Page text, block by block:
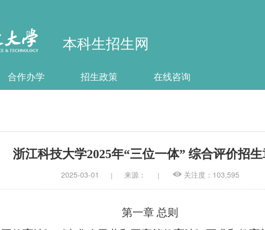
本科生招生网
合作办学 招生政策 在线咨询
浙江科技大学2025年“三位一体” 综合评价招
2025-03-01 | 来源： | 关注度：103,595
第一章 总则